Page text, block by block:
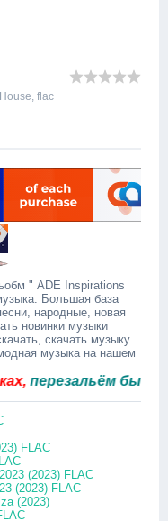
, flac
" ADE Inspirations
Большая база
народные, новая
новинки музыки
скачать музыку
музыка на нашем
быстро.
FLAC
(2023) FLAC
(2023) FLAC
(2023)